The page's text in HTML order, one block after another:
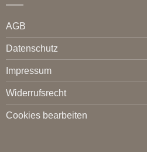
AGB
Datenschutz
Impressum
Widerrufsrecht
Cookies bearbeiten